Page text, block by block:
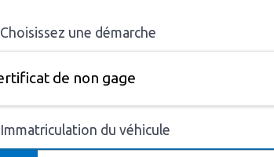
Choisissez une démarche
Immatriculation du véhicule